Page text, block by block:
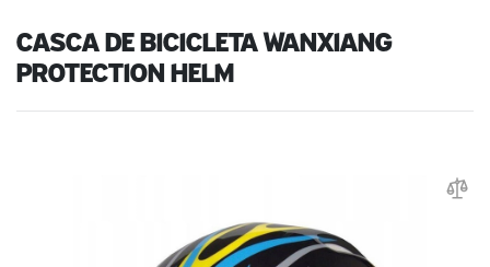
Casca de bicicleta WANXIANG
Protection helm